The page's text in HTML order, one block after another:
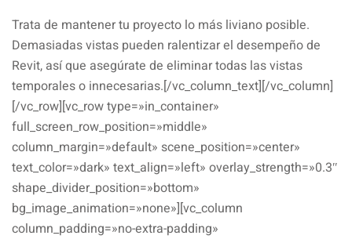
Trata de mantener tu proyecto lo más liviano posible.
Demasiadas vistas pueden ralentizar el desempeño de
Revit, así que asegúrate de eliminar todas las vistas
temporales o innecesarias.[/vc_column_text][/vc_column]
[/vc_row][vc_row type=»in_container»
full_screen_row_position=»middle»
column_margin=»default» scene_position=»center»
text_color=»dark» text_align=»left» overlay_strength=»0.3″
shape_divider_position=»bottom»
bg_image_animation=»none»][vc_column
column_padding=»no-extra-padding»